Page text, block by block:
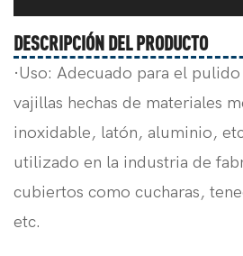
DESCRIPCIÓN DEL PRODUCTO
·Uso: Adecuado para el
vajillas hechas de materiales
inoxidable, latón, aluminio,
utilizado en la industria de
cubiertos como cucharas,
etc.